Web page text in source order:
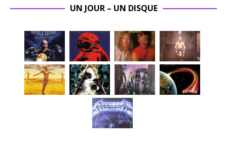
UN JOUR – UN DISQUE